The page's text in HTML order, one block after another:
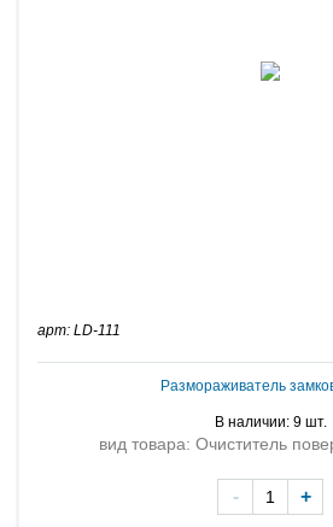
арт: LD-111
Размораживатель
В наличии: 9 шт.
вид товара: Очиститель
- +